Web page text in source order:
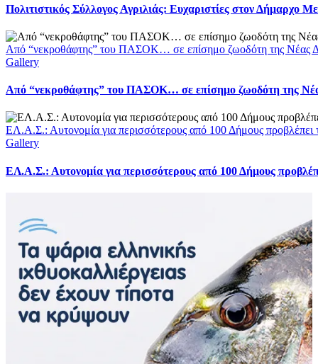
Πολιτιστικός Σύλλογος Αγριλιάς: Ευχαριστίες στον Δήμαρχο
Από “νεκροθάφτης” του ΠΑΣΟΚ… σε επίσημο ζωοδότη της Νέας
Gallery
Από “νεκροθάφτης” του ΠΑΣΟΚ… σε επίσημο ζωοδότη της
ΕΛ.Α.Σ.: Αυτονομία για περισσότερους από 100 Δήμους
Gallery
ΕΛ.Α.Σ.: Αυτονομία για περισσότερους από 100 Δήμους